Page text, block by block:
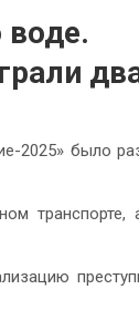
воде.
2025» было
транспорте,